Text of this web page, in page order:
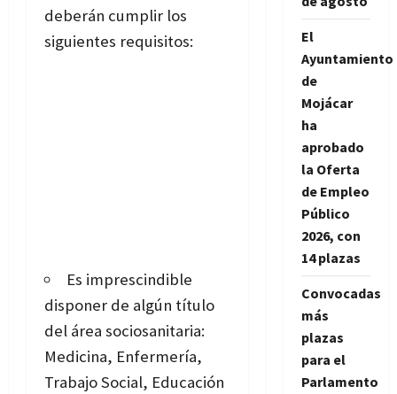
deberán cumplir los
siguientes requisitos:
Es imprescindible
disponer de algún título
del área sociosanitaria:
Medicina, Enfermería,
Trabajo Social, Educación
El
Ayuntamiento
de
Mojácar
ha
aprobado
la Oferta
de Empleo
Público
2026, con
14 plazas
Convocadas
más
plazas
para el
Parlamento